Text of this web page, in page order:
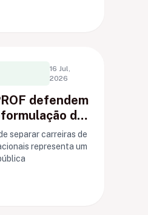
16 Jul,
2026
defendem
do
separar carreiras de
representa um